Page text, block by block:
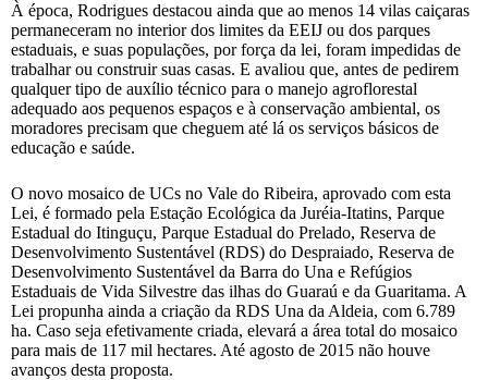
À época, Rodrigues destacou ainda que ao menos 14 vilas caiçaras
permaneceram no interior dos limites da EEIJ ou dos parques
estaduais, e suas populações, por força da lei, foram impedidas de
trabalhar ou construir suas casas. E avaliou que, antes de pedirem
qualquer tipo de auxílio técnico para o manejo agroflorestal
adequado aos pequenos espaços e à conservação ambiental, os
moradores precisam que cheguem até lá os serviços básicos de
educação e saúde.
O novo mosaico de UCs no Vale do Ribeira, aprovado com esta
Lei, é formado pela Estação Ecológica da Juréia-Itatins, Parque
Estadual do Itinguçu, Parque Estadual do Prelado, Reserva de
Desenvolvimento Sustentável (RDS) do Despraiado, Reserva de
Desenvolvimento Sustentável da Barra do Una e Refúgios
Estaduais de Vida Silvestre das ilhas do Guaraú e da Guaritama. A
Lei propunha ainda a criação da RDS Una da Aldeia, com 6.789
ha. Caso seja efetivamente criada, elevará a área total do mosaico
para mais de 117 mil hectares. Até agosto de 2015 não houve
avanços desta proposta.